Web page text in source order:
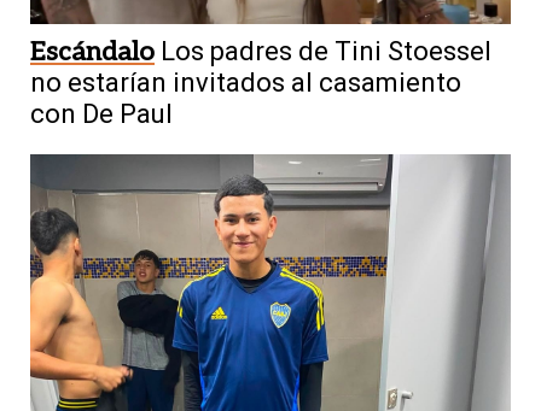
Escándalo Los padres de Tini Stoessel
no estarían invitados al casamiento
con De Paul